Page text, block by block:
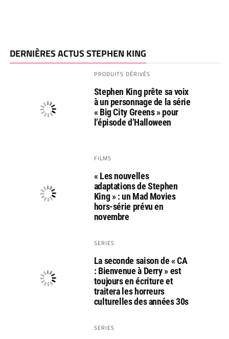
DERNIÈRES ACTUS STEPHEN KING
PRODUITS DÉRIVÉS
Stephen King prête sa voix
à un personnage de la série
« Big City Greens » pour
l’épisode d’Halloween
FILMS
« Les nouvelles
adaptations de Stephen
King » : un Mad Movies
hors-série prévu en
novembre
SERIES
La seconde saison de « CA
: Bienvenue à Derry » est
toujours en écriture et
traitera les horreurs
culturelles des années 30s
SERIES